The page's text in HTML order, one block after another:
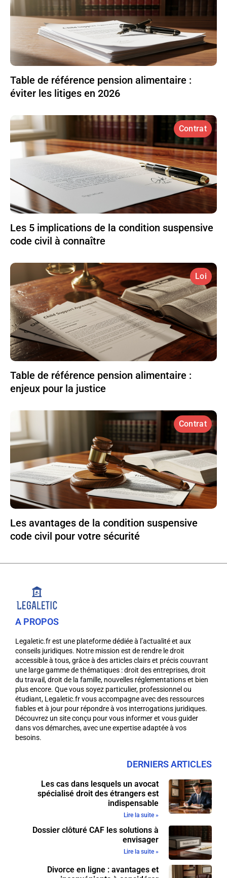
Table de référence pension alimentaire :
éviter les litiges en 2026
Contrat
Les 5 implications de la condition suspensive
code civil à connaître
Loi
Table de référence pension alimentaire :
enjeux pour la justice
Contrat
Les avantages de la condition suspensive
code civil pour votre sécurité
A PROPOS
Legaletic.fr est une plateforme dédiée à l’actualité et aux
conseils juridiques. Notre mission est de rendre le droit
accessible à tous, grâce à des articles clairs et précis couvrant
une large gamme de thématiques : droit des entreprises, droit
du travail, droit de la famille, nouvelles réglementations et bien
plus encore. Que vous soyez particulier, professionnel ou
étudiant, Legaletic.fr vous accompagne avec des ressources
fiables et à jour pour répondre à vos interrogations juridiques.
Découvrez un site conçu pour vous informer et vous guider
dans vos démarches, avec une expertise adaptée à vos
besoins.
DERNIERS ARTICLES
Les cas dans lesquels un avocat
spécialisé droit des étrangers est
indispensable
Lire la suite »
Dossier clôturé CAF les solutions à
envisager
Lire la suite »
Divorce en ligne : avantages et